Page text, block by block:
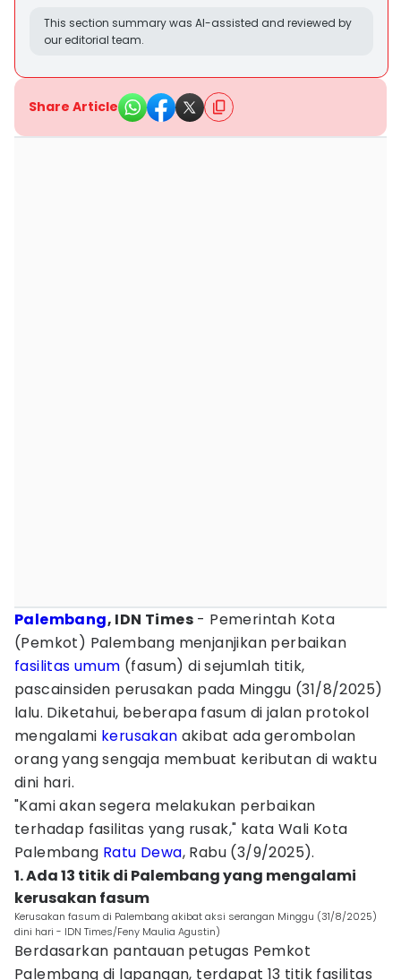
This section summary was AI-assisted and reviewed by
our editorial team.
Share Article
Palembang, IDN Times - Pemerintah Kota
(Pemkot) Palembang menjanjikan perbaikan
fasilitas umum (fasum) di sejumlah titik,
pascainsiden perusakan pada Minggu (31/8/2025)
lalu. Diketahui, beberapa fasum di jalan protokol
mengalami kerusakan akibat ada gerombolan
orang yang sengaja membuat keributan di waktu
dini hari.
"Kami akan segera melakukan perbaikan
terhadap fasilitas yang rusak," kata Wali Kota
Palembang Ratu Dewa, Rabu (3/9/2025).
1. Ada 13 titik di Palembang yang mengalami
kerusakan fasum
Kerusakan fasum di Palembang akibat aksi serangan Minggu (31/8/2025)
dini hari - IDN Times/Feny Maulia Agustin)
Berdasarkan pantauan petugas Pemkot
Palembang di lapangan, terdapat 13 titik fasilitas